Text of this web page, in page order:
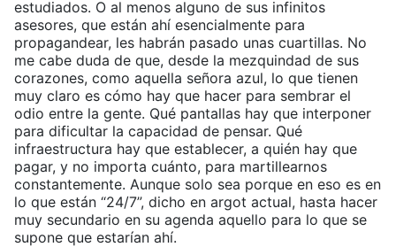
estudiados. O al menos alguno de sus infinitos
asesores, que están ahí esencialmente para
propagandear, les habrán pasado unas cuartillas. No
me cabe duda de que, desde la mezquindad de sus
corazones, como aquella señora azul, lo que tienen
muy claro es cómo hay que hacer para sembrar el
odio entre la gente. Qué pantallas hay que interponer
para dificultar la capacidad de pensar. Qué
infraestructura hay que establecer, a quién hay que
pagar, y no importa cuánto, para martillearnos
constantemente. Aunque solo sea porque en eso es en
lo que están “24/7”, dicho en argot actual, hasta hacer
muy secundario en su agenda aquello para lo que se
supone que estarían ahí.